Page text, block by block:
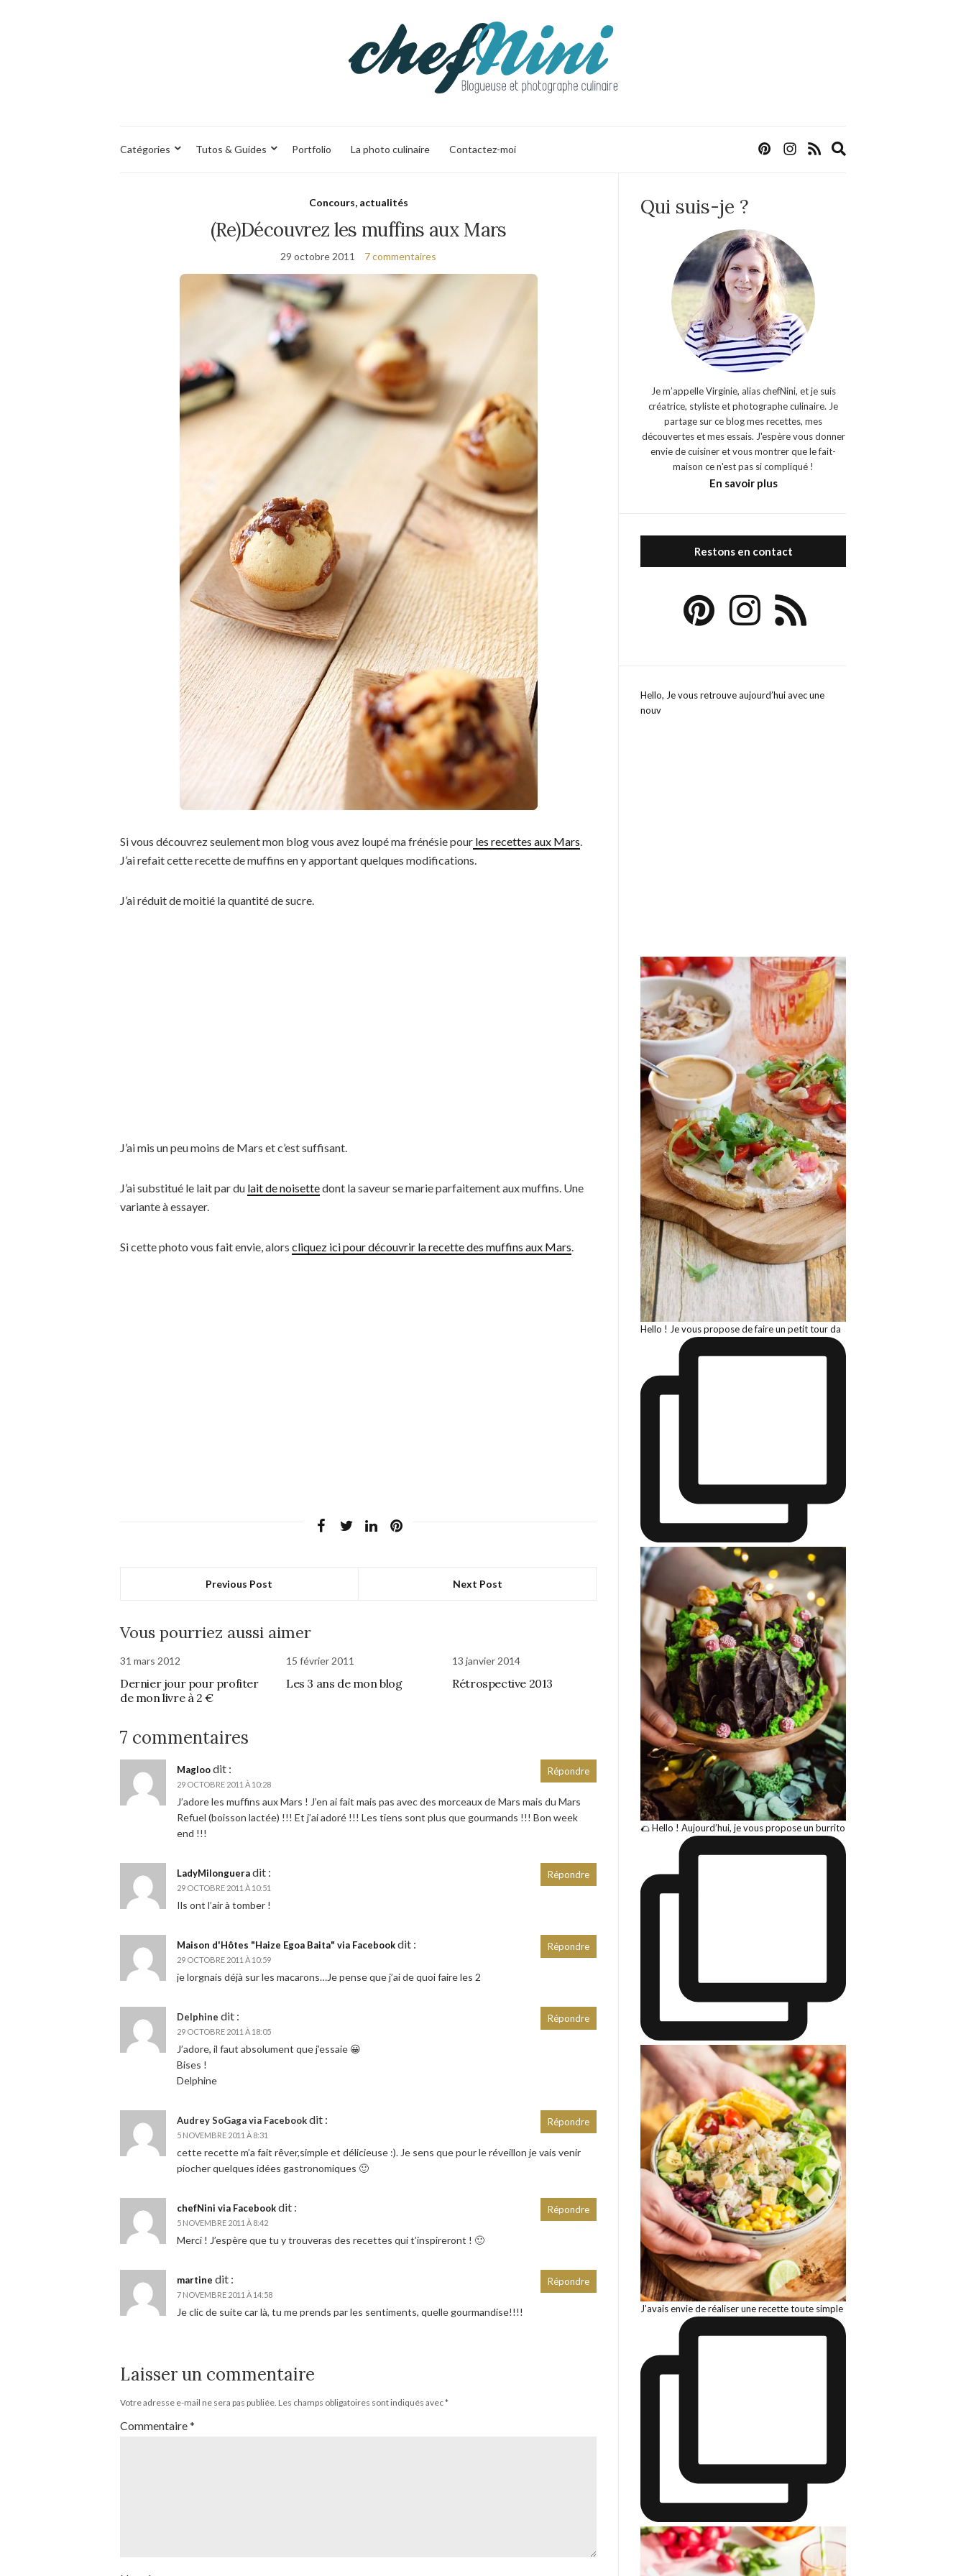
Catégories Tutos & Guides Portfolio La photo culinaire Contactez-moi
Concours, actualités
(Re)Découvrez les muffins aux Mars
29 octobre 2011 7 commentaires
Si vous découvrez seulement mon blog vous avez loupé ma frénésie pour les recettes aux Mars.
J’ai refait cette recette de muffins en y apportant quelques modifications.
J’ai réduit de moitié la quantité de sucre.
J’ai mis un peu moins de Mars et c’est suffisant.
J’ai substitué le lait par du lait de noisettedont la saveur se marie parfaitement aux muffins. Une
variante à essayer.
Si cette photo vous fait envie, alors cliquez ici pour découvrir la recette des muffins aux Mars.
Previous Post Next Post
Vous pourriez aussi aimer
31 mars 2012
Dernier jour pour profiter
de mon livre à 2 €
15 février 2011
Les 3 ans de mon blog
13 janvier 2014
Rétrospective 2013
7 commentaires
Magloodit :
29 OCTOBRE 2011 À 10:28
J’adore les muffins aux Mars ! J’en ai fait mais pas avec des morceaux de Mars mais du Mars
Refuel (boisson lactée) !!! Et j’ai adoré !!! Les tiens sont plus que gourmands !!! Bon week
end !!!
Répondre
LadyMilongueradit :
29 OCTOBRE 2011 À 10:51
Ils ont l’air à tomber !
Répondre
Maison d'Hôtes "Haize Egoa Baita" via Facebookdit :
29 OCTOBRE 2011 À 10:59
je lorgnais déjà sur les macarons…Je pense que j’ai de quoi faire les 2
Répondre
Delphine dit :
29 OCTOBRE 2011 À 18:05
J’adore, il faut absolument que j’essaie 😀
Bises !
Delphine
Répondre
Audrey SoGaga via Facebookdit :
5 NOVEMBRE 2011 À 8:31
cette recette m’a fait rêver,simple et délicieuse :). Je sens que pour le réveillon je vais venir
piocher quelques idées gastronomiques 🙂
Répondre
chefNini via Facebookdit :
5 NOVEMBRE 2011 À 8:42
Merci ! J’espère que tu y trouveras des recettes qui t’inspireront ! 🙂
Répondre
martine dit :
7 NOVEMBRE 2011 À 14:58
Je clic de suite car là, tu me prends par les sentiments, quelle gourmandise!!!!
Répondre
Laisser un commentaire
Votre adresse e-mail ne sera pas publiée. Les champs obligatoires sont indiqués avec*
Commentaire*
Qui suis-je ?
Je m’appelle Virginie, alias chefNini, et je suis
créatrice, styliste et photographe culinaire. Je
partage sur ce blog mes recettes, mes
découvertes et mes essais. J'espère vous donner
envie de cuisiner et vous montrer que le fait-
maison ce n'est pas si compliqué !
En savoir plus
Restons en contact
Hello, Je vous retrouve aujourd’hui avec une
nouv
Hello ! Je vous propose de faire un petit tour da
🌮 Hello ! Aujourd’hui, je vous propose un burrito
J'avais envie de réaliser une recette toute simple